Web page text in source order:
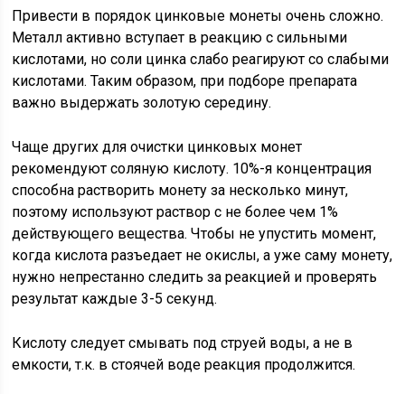
Привести в порядок цинковые монеты очень сложно.
Металл активно вступает в реакцию с сильными
кислотами, но соли цинка слабо реагируют со слабыми
кислотами. Таким образом, при подборе препарата
важно выдержать золотую середину.
Чаще других для очистки цинковых монет
рекомендуют соляную кислоту. 10%-я концентрация
способна растворить монету за несколько минут,
поэтому используют раствор с не более чем 1%
действующего вещества. Чтобы не упустить момент,
когда кислота разъедает не окислы, а уже саму монету,
нужно непрестанно следить за реакцией и проверять
результат каждые 3-5 секунд.
Кислоту следует смывать под струей воды, а не в
емкости, т.к. в стоячей воде реакция продолжится.